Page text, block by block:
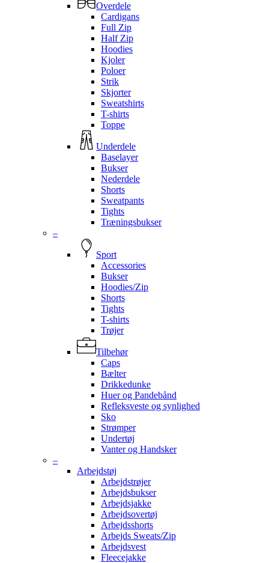
Overdele
Cardigans
Full Zip
Half Zip
Hoodies
Kjoler
Poloer
Strik
Skjorter
Sweatshirts
T-shirts
Toppe
Underdele
Baselayer
Bukser
Nederdele
Shorts
Sweatpants
Tights
Træningsbukser
–
Sport
Accessories
Bukser
Hoodies/Zip
Shorts
Tights
T-shirts
Trøjer
Tilbehør
Caps
Bælter
Drikkedunke
Huer og Pandebånd
Refleksveste og synlighed
Sko
Strømper
Undertøj
Vanter og Handsker
–
Arbejdstøj
Arbejdstrøjer
Arbejdsbukser
Arbejdsjakke
Arbejdsovertøj
Arbejdsshorts
Arbejds Sweats/Zip
Arbejdsvest
Fleecejakke